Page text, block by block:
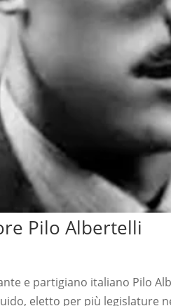
Pilo Albertelli
e partigiano italiano Pilo
eletto per più legislature